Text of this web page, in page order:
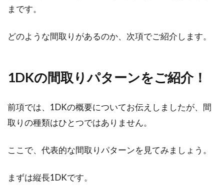
と言われています。特に横浜市と川崎市は東京
りのマイホームを建てたなら、外構にもこだわ
まです。
どのような間取りがあるのか、次項でご紹介します。
1DKの間取りパターンをご紹介！
前項では、1DKの概要についてお伝えしましたが、間
取りの種類はひとつではありません。
ここで、代表的な間取りパターンを見てみましょう。
まずは縦長1DKです。